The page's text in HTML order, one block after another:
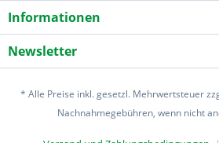
Informationen
Newsletter
* Alle Preise inkl. gesetzl. Mehrwertsteuer
Nachnahmegebühren, wenn nicht